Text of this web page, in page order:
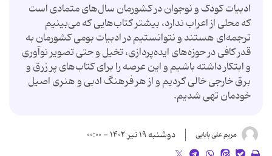
ادبیات کودک و نوجوان در کشورمان سال‌های متمادی است
که محلی از اعراب ندارد، بیشتر کتاب‌هایی که می‌بینیم
ترجمه‌ای هستند و نتوانستیم در ادبیات بومی کشورمان به
قدر کافی در حوزه‌های ایده‌پردازی، تخیل و حتی تصویر نوآوری
و ابتکار داشته باشیم و این عرصه را برای کتاب‌های پر زرق و
برق خارجی خالی کردیم و از هر فرهنگ ادبی و هنری اصیل
خودمان تهی شدیم.
مریم علی بابایی دوشنبه ۱۹ تیر ۱۴۰۲ - ۰۰:۰۰